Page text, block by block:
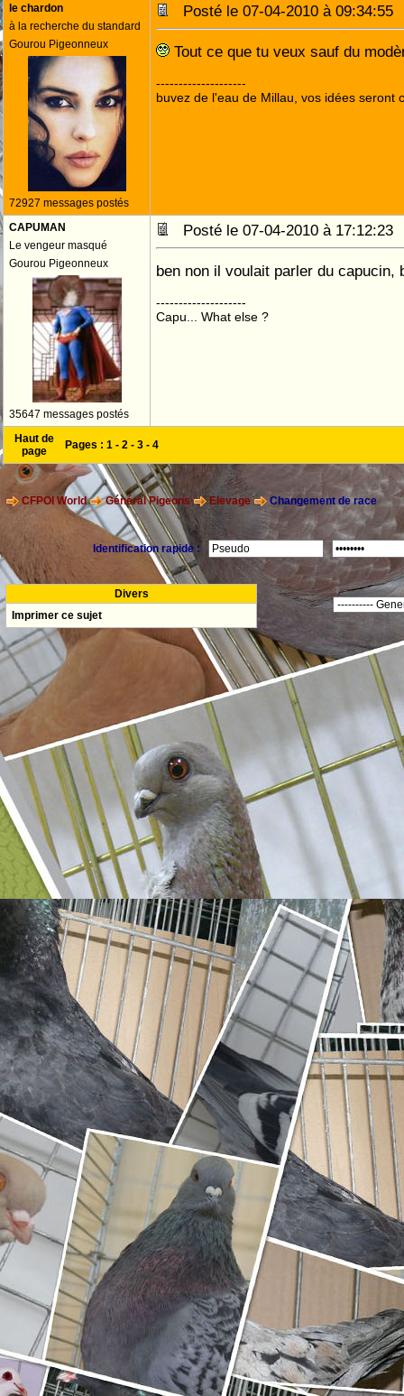
le chardon
à la recherche du standard
Gourou Pigeonneux
72927 messages postés
Posté le 07-04-2010 à
Tout ce que tu veux sauf du
--------------------
buvez de l'eau de Millau, vos idées seront
CAPUMAN
Le vengeur masqué
Gourou Pigeonneux
35647 messages postés
Posté le 07-04-2010 à
ben non il voulait parler du capucin,
--------------------
Capu... What else ?
Haut de
page
Pages : 1 - 2 - 3 - 4
CFPOI World Général Pigeons Elevage Changement de race
Identification rapide :
Divers
Imprimer ce sujet